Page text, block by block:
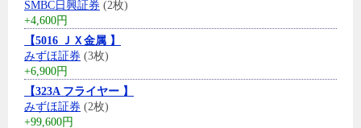
SMBC日興証券 (2枚)
+4,600円
【5016 ＪＸ金属 】
みずほ証券 (3枚)
+6,900円
【323A フライヤー 】
みずほ証券 (2枚)
+99,600円